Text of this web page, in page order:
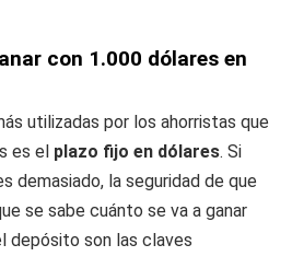
con 1.000 dólares en
utilizadas por los ahorristas que
es el plazo fijo en dólares. Si
demasiado, la seguridad de que
se sabe cuánto se va a ganar
depósito son las claves